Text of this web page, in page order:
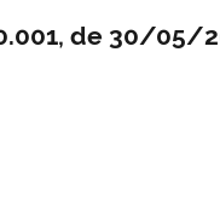
de 30/05/